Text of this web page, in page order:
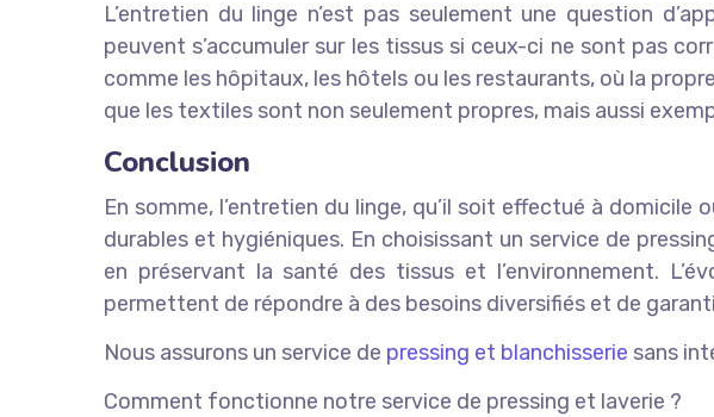
L’entretien du linge n’est pas seulement une question
peuvent s’accumuler sur les tissus si ceux-ci ne sont pas
comme les hôpitaux, les hôtels ou les restaurants, où la
que les textiles sont non seulement propres, mais aussi
Conclusion
En somme, l’entretien du linge, qu’il soit effectué à
durables et hygiéniques. En choisissant un service de
en préservant la santé des tissus et l’environnement.
permettent de répondre à des besoins diversifiés et de
Nous assurons un service de pressing et blanchisserie sans
Comment fonctionne notre service de pressing et laverie ?